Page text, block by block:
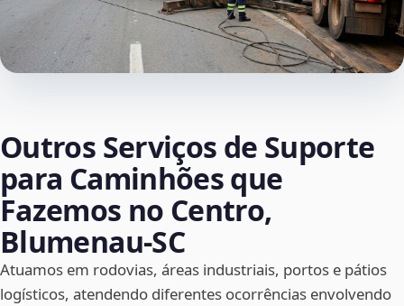
Outros Serviços de Suporte
para Caminhões que
Fazemos no Centro,
Blumenau‑SC
Atuamos em rodovias, áreas industriais, portos e pátios
logísticos, atendendo diferentes ocorrências envolvendo